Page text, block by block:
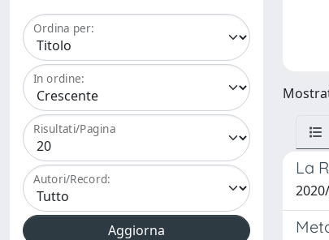
Ordina per:
In ordine:
Risultati/Pagina
Autori/Record:
La